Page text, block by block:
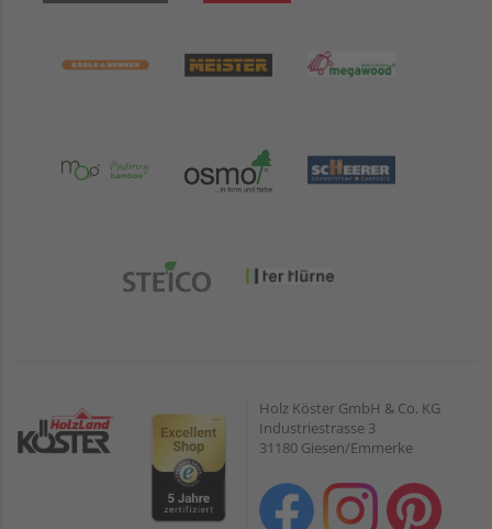
Holz Köster GmbH & Co. KG
Industriestrasse 3
31180 Giesen/Emmerke